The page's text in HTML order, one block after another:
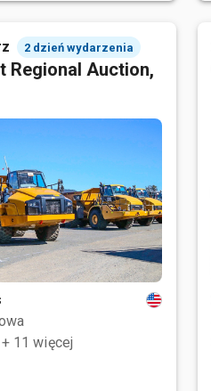
2 dzień wydarzenia
Regional Auction,
+ 11 więcej